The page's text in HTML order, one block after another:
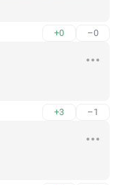
+0 –0
+3 –1